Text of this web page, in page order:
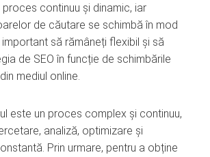
proces continuu și dinamic, iar
de căutare se schimbă în mod
să rămâneți flexibil și să
de SEO în funcție de schimbările
mediul online.
este un proces complex și continuu,
analiză, optimizare și
Prin urmare, pentru a obține